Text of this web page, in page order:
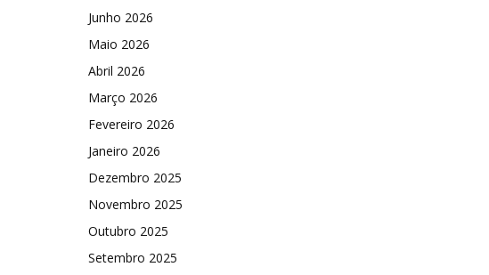
Junho 2026
Maio 2026
Abril 2026
Março 2026
Fevereiro 2026
Janeiro 2026
Dezembro 2025
Novembro 2025
Outubro 2025
Setembro 2025